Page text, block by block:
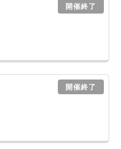
開催終了
開催終了